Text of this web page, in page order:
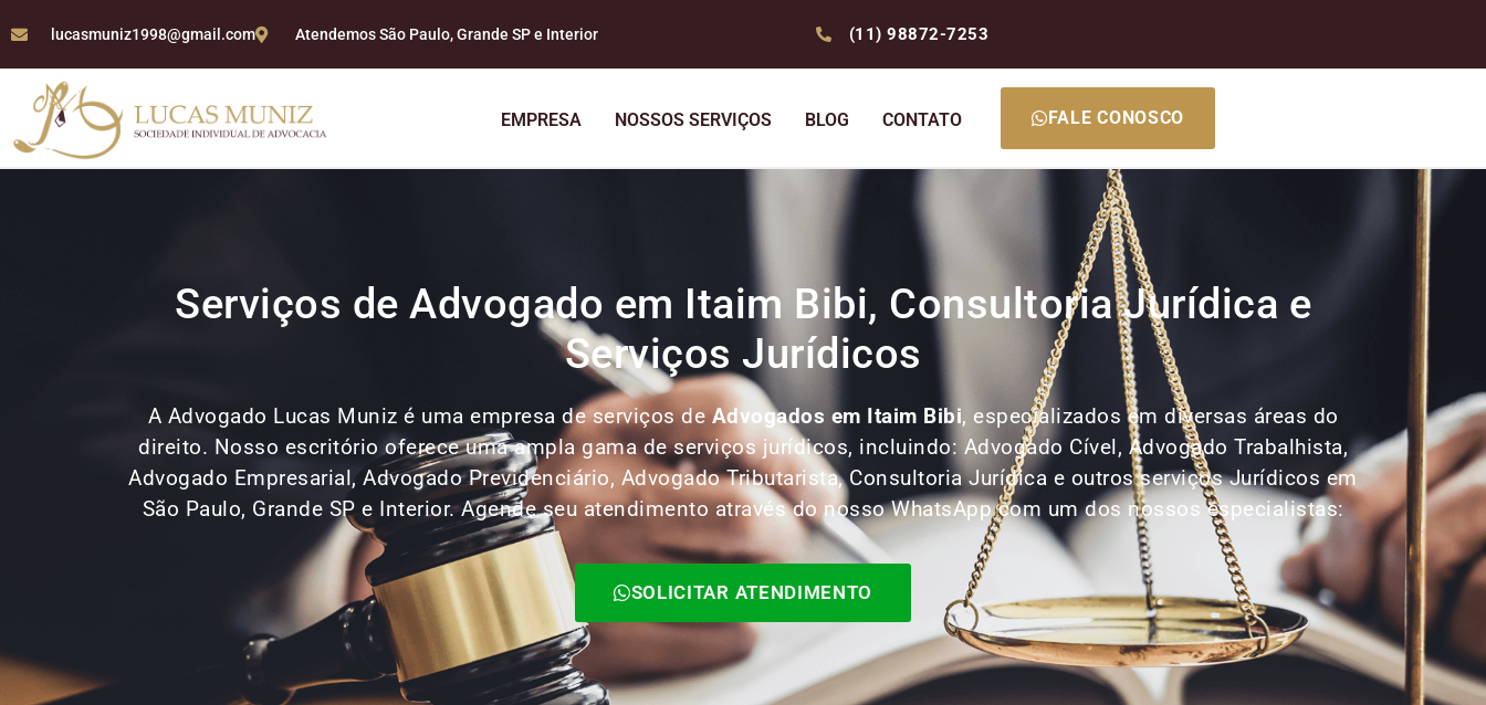
lucasmuniz1998@gmail.com Atendemos São Paulo, Grande SP e Interior (11) 98872-7253
EMPRESA NOSSOS SERVIÇOS BLOG CONTATO FALE CONOSCO
Serviços de Advogado em Itaim Bibi, Consultoria Jurídica e
Serviços Jurídicos
A Advogado Lucas Muniz é uma empresa de serviços deAdvogados em Itaim Bibi, especializados em diversas áreas do
direito. Nosso escritório oferece uma ampla gama de serviços jurídicos, incluindo: Advogado Cível, Advogado Trabalhista,
Advogado Empresarial, Advogado Previdenciário, Advogado Tributarista, Consultoria Jurídica e outros serviços Jurídicos em
São Paulo, Grande SP e Interior. Agende seu atendimento através do nosso WhatsApp com um dos nossos especialistas:
SOLICITAR ATENDIMENTO